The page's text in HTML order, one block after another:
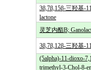
3β,7β,15β-三羟基-
lactone
灵芝内酯B;
3β,7β,12β-三羟基-
(5alpha)-11-dioxo-
trimethyl-3-Chol-8-